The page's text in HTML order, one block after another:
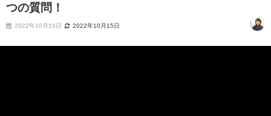
つの質問！
2022年10月15日 2022年10月15日